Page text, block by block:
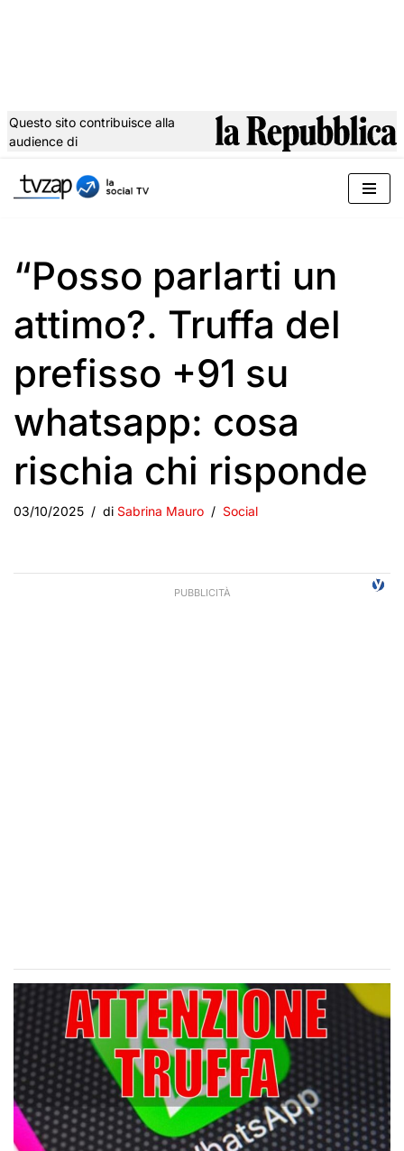
al
Questo sito contribuisce alla
audience di
“Posso parlarti un
attimo?. Truffa del
prefisso +91 su
whatsapp: cosa
rischia chi risponde
03/10/2025 di Sabrina Mauro Social